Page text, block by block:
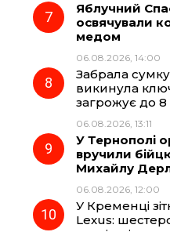
Яблучний
освячували
медом
06.08.2026, 14:00
Забрала
викинула
загрожує до 8
06.08.2026, 13:11
У Тернополі
вручили
Михайлу
06.08.2026, 12:00
У Кременці
Lexus: